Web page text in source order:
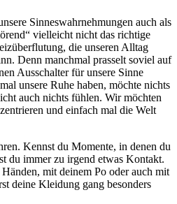
Sinneswahrnehmungen auch als
vielleicht nicht das richtige
die unseren Alltag
Denn manchmal prasselt soviel auf
Ausschalter für unsere Sinne
unsere Ruhe haben, möchte nichts
auch nichts fühlen. Wir möchten
und einfach mal die Welt
Kennst du Momente, in denen du
du immer zu irgend etwas Kontakt.
mit deinem Po oder auch mit
deine Kleidung gang besonders